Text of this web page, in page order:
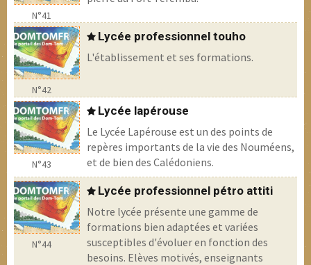
N°41
N°42
Lycée professionnel touho
L'établissement et ses formations.
N°43
Lycée lapérouse
Le Lycée Lapérouse est un des points de
repères importants de la vie des Nouméens,
et de bien des Calédoniens.
N°44
Lycée professionnel pétro attiti
Notre lycée présente une gamme de
formations bien adaptées et variées
susceptibles d'évoluer en fonction des
besoins. Elèves motivés, enseignants